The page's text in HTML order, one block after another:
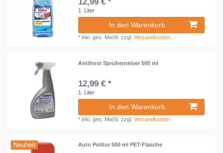
1 Liter
In den Warenkorb
*inkl. ges. MwSt. zzgl.Versandkosten
Antifrost Sprühenteiser 500 ml
12,99 € *
1 Liter
In den Warenkorb
*inkl. ges. MwSt. zzgl.Versandkosten
Neuheit Auto Politur 500 ml PET-Flasche